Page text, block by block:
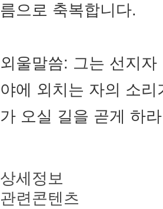
름으로 축복합니다.
외울말씀: 그는 선지
야에 외치는 자의 소
가 오실 길을 곧게 하
상세정보
관련콘텐츠